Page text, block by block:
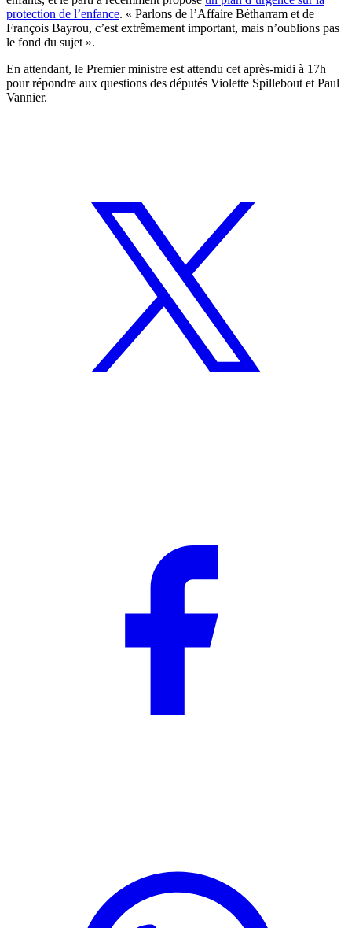
protection de l’enfance. « Parlons de l’Affaire Bétharram et de
François Bayrou, c’est extrêmement important, mais n’oublions pas
le fond du sujet ».
En attendant, le Premier ministre est attendu cet après-midi à 17h
pour répondre aux questions des députés Violette Spillebout et Paul
Vannier.